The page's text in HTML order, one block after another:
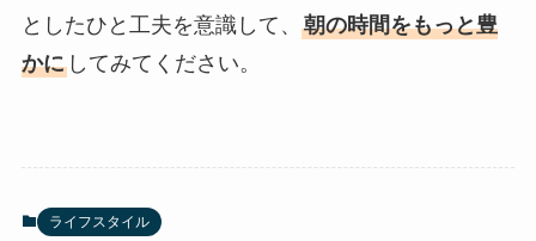
としたひと工夫を意識して、 朝の時間をもっと豊
かにしてみてください。
ライフスタイル